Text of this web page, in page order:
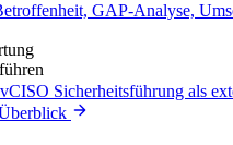
GAP-Analyse,
Sicherheitsführung als